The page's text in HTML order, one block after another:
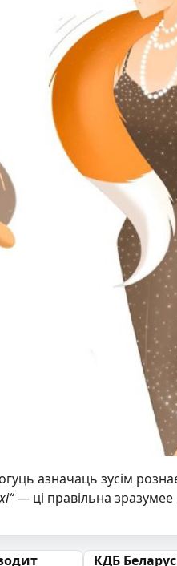
азначаць зусім
— ці правільна зразумее
КДБ